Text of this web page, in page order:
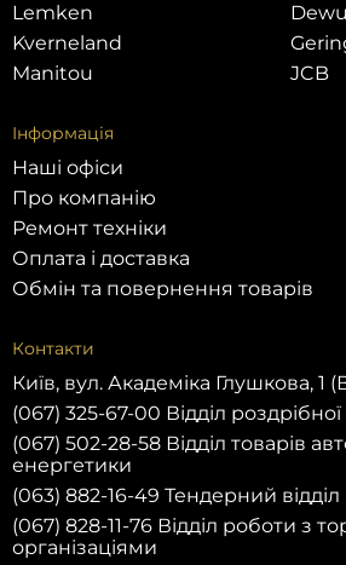
Lemken
Kverneland
Manitou
JCB
Інформація
Наші офіси
Про компанію
Ремонт техніки
Оплата і доставка
Обмін та повернення товарів
Контакти
Київ, вул. Академіка Глушкова, 1
(067) 325-67-00 Відділ роздрібної
(067) 502-28-58 Відділ товарів
енергетики
(063) 882-16-49 Тендерний відділ
(067) 828-11-76 Відділ роботи з
організаціями